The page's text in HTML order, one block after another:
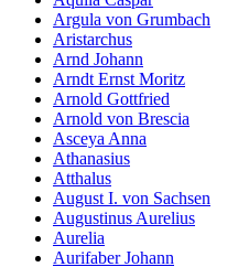
Argula von Grumbach
Aristarchus
Arnd Johann
Arndt Ernst Moritz
Arnold Gottfried
Arnold von Brescia
Asceya Anna
Athanasius
Atthalus
August I. von Sachsen
Augustinus Aurelius
Aurelia
Aurifaber Johann